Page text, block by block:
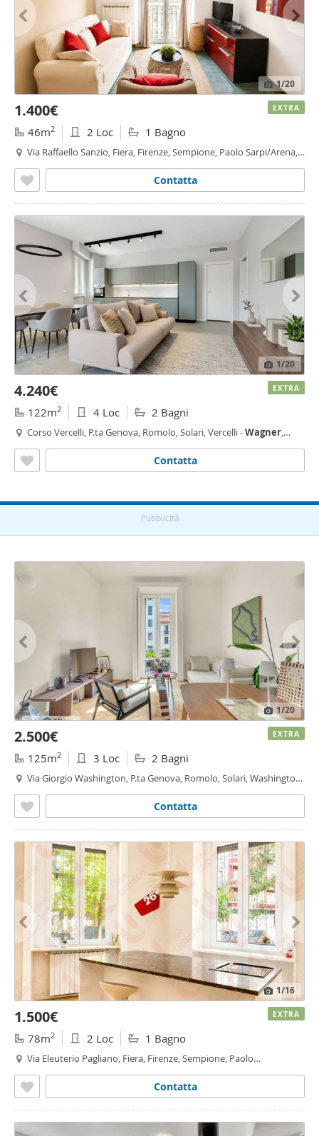
1/20
1.400€
46m2 2 Loc 1 Bagno
Via Raffaello Sanzio, Fiera, Firenze, Sempione, Paolo Sarpi/Arena,
Contatta
EXTRA
1/20
4.240€
122m2 4 Loc 2 Bagni
Corso Vercelli, P.ta Genova, Romolo, Solari, Vercelli -Wagner,
Contatta
EXTRA
Pubblicità
1/20
2.500€
125m2 3 Loc 2 Bagni
Via Giorgio Washington, P.ta Genova, Romolo, Solari, Washington,
Contatta
EXTRA
1/16
1.500€
78m2 2 Loc 1 Bagno
Via Eleuterio Pagliano, Fiera, Firenze, Sempione, Paolo
Contatta
EXTRA